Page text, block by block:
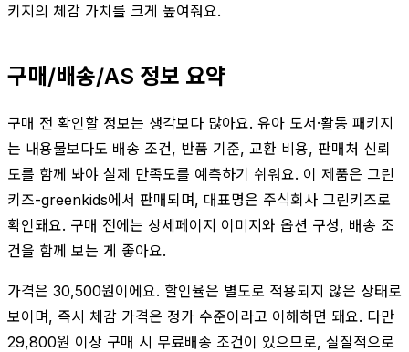
키지의 체감 가치를 크게 높여줘요.
구매/배송/AS 정보 요약
구매 전 확인할 정보는 생각보다 많아요. 유아 도서·활동 패키지
는 내용물보다도 배송 조건, 반품 기준, 교환 비용, 판매처 신뢰
도를 함께 봐야 실제 만족도를 예측하기 쉬워요. 이 제품은 그린
키즈-greenkids에서 판매되며, 대표명은 주식회사 그린키즈로
확인돼요. 구매 전에는 상세페이지 이미지와 옵션 구성, 배송 조
건을 함께 보는 게 좋아요.
가격은 30,500원이에요. 할인율은 별도로 적용되지 않은 상태로
보이며, 즉시 체감 가격은 정가 수준이라고 이해하면 돼요. 다만
29,800원 이상 구매 시 무료배송 조건이 있으므로, 실질적으로